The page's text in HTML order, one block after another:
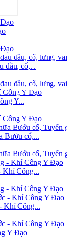
đầu, cổ,...
Y...
Bướu cổ,...
Khí Công...
Khí Công...